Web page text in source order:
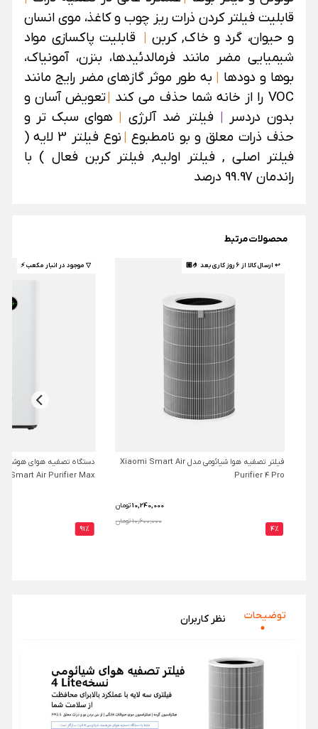
قابلیت فیلتر کردن ذرات ریز چوب و کاغذ، موی انسان
و حیوان، گرد و خاک, کربن
قابلیت پاکسازی مواد
شیمیایی مضر مانند فرمالدئیدها، بنزن، آمونیاک،
بوها و دودها
به طور موثر گازهای مضر رایج مانند
VOC را از خانه شما حذف می کند
تعویض آسان و
بدون دردسر
فیلتر ضد آلرژی
هوای سبک تر و
حذف ذرات معلق و بو نامطبوع
نوع فیلتر 3 لایه (
فیلتر اصلی , فیلتر اولیه, فیلتر کربن فعال ) با
راندمان 99.97 درصد
محصولات مرتبط
↩ ارسال کالا از 6 روز کاری بعد 🤌🏼
فیلتر تصفیه هوا شیائومی مدل Xiaomi Smart Air
Purifier 4 Pro
10,240,000تومان
10,600,000 تومان
4%
▽ موجود در انبار مکعب ⚡️
Smart Air Purifier Max
91%
توضیحات نظر‌ کاربران